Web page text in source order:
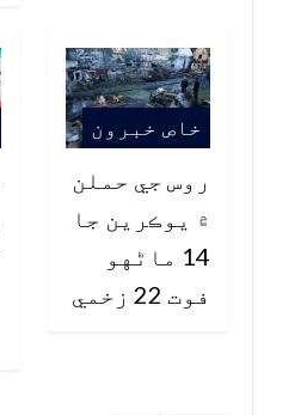
خاص خبرون
روس جي حملن
۾ يوڪرين جا
14 ماڻهو
فوت 22 زخمي